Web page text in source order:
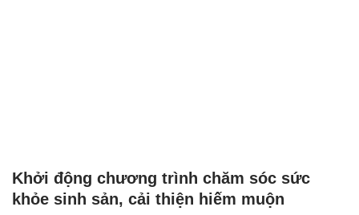
Khởi động chương trình chăm sóc sức
khỏe sinh sản, cải thiện hiếm muộn